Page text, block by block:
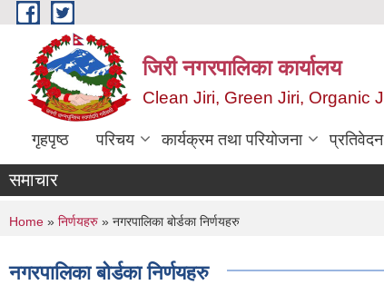
Skip to main content
जिरी नगरपालिका कार्यालय
Clean Jiri, Green Jiri, Organic
गृहपृष्ठ परिचय कार्यक्रम तथा परियोजना प्रतिवेदन
समाचार
You are here
Home » निर्णयहरु » नगरपालिका बोर्डका निर्णयहरु
नगरपालिका बोर्डका निर्णयहरु